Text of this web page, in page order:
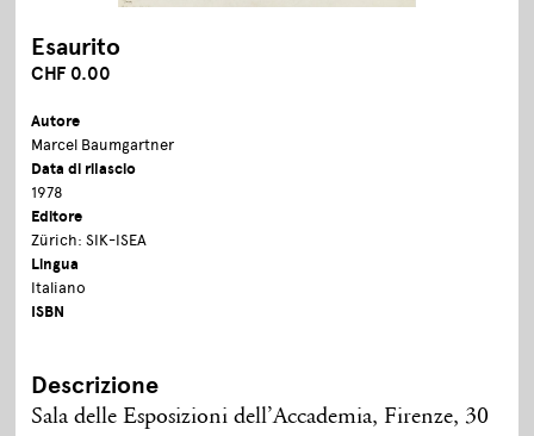
Esaurito
CHF 0.00
Autore
Marcel Baumgartner
Data di rilascio
1978
Editore
Zürich: SIK-ISEA
Lingua
Italiano
ISBN
Descrizione
Sala delle Esposizioni dell’Accademia, Firenze, 30